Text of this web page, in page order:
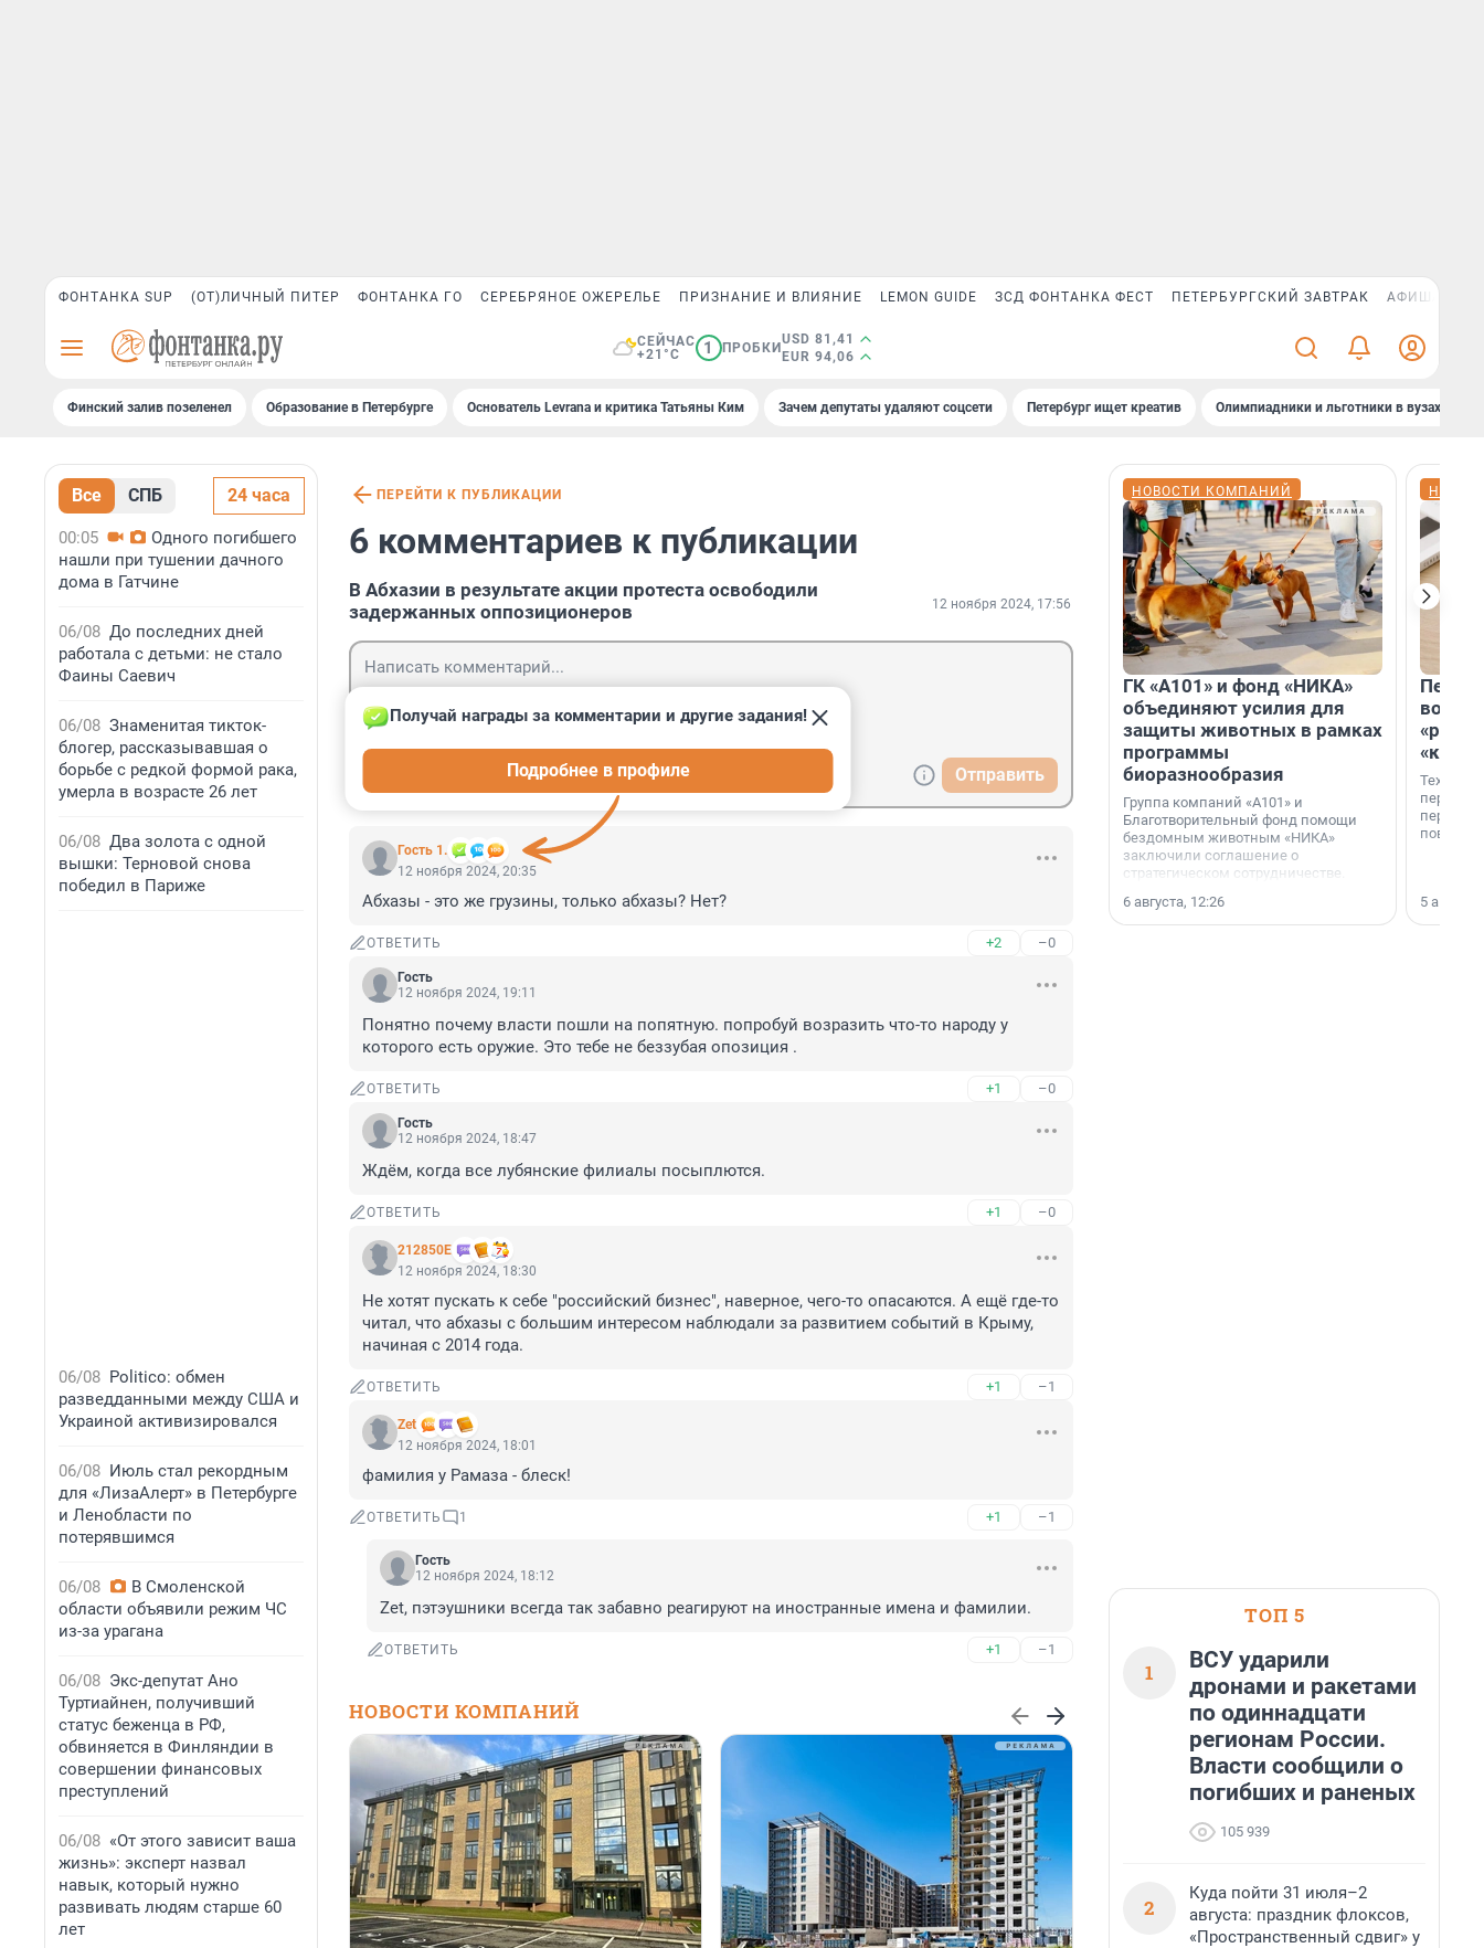
ФОНТАНКА SUP (ОТ)ЛИЧНЫЙ ПИТЕР ФОНТАНКА ГО СЕРЕБРЯНОЕ ОЖЕРЕЛЬЕ ПРИЗНАНИЕ И ВЛИЯНИЕ LEMON GUIDE ЗСД ФОНТАНКА ФЕСТ ПЕТЕРБУРГСКИЙ ЗАВТРАК АФИША PLUS
СЕЙЧАС
+21°C
1 ПРОБКИ
USD 81,41
EUR 94,06
Финский залив позеленел Образование в Петербурге Основатель Levrana и критика Татьяны Ким Зачем депутаты удаляют соцсети Петербург ищет креатив Олимпиадники и льготники в вузах СПб
Все СПБ 24 часа
00:05
Одного погибшего
нашли при тушении дачного
дома в Гатчине
06/08 До последних дней
работала с детьми: не стало
Фаины Саевич
06/08 Знаменитая тикток-
блогер, рассказывавшая о
борьбе с редкой формой рака,
умерла в возрасте 26 лет
06/08 Два золота с одной
вышки: Терновой снова
победил в Париже
06/08 Politico: обмен
разведданными между США и
Украиной активизировался
06/08 Июль стал рекордным
для «ЛизаАлерт» в Петербурге
и Ленобласти по
потерявшимся
06/08
В Смоленской
области объявили режим ЧС
из-за урагана
06/08 Экс-депутат Ано
Туртиайнен, получивший
статус беженца в РФ,
обвиняется в Финляндии в
совершении финансовых
преступлений
06/08 «От этого зависит ваша
жизнь»: эксперт назвал
навык, который нужно
развивать людям старше 60
лет
ПЕРЕЙТИ К ПУБЛИКАЦИИ
6 комментариев к публикации
В Абхазии в результате акции протеста освободили
задержанных оппозиционеров
12 ноября 2024, 17:56
Отправить
Гость 1.
Получай награды за комментарии и другие задания!
Подробнее в профиле
12 ноября 2024, 20:35
Абхазы - это же грузины, только абхазы? Нет?
ОТВЕТИТЬ +2 –0
Гость
12 ноября 2024, 19:11
Понятно почему власти пошли на попятную. попробуй возразить что-то народу у
которого есть оружие. Это тебе не беззубая опозиция .
ОТВЕТИТЬ +1 –0
Гость
12 ноября 2024, 18:47
Ждём, когда все лубянские филиалы посыплются.
ОТВЕТИТЬ +1 –0
212850Е
12 ноября 2024, 18:30
Не хотят пускать к себе "российский бизнес", наверное, чего-то опасаются. А ещё где-то
читал, что абхазы с большим интересом наблюдали за развитием событий в Крыму,
начиная с 2014 года.
ОТВЕТИТЬ +1 –1
Zet
12 ноября 2024, 18:01
фамилия у Рамаза - блеск!
ОТВЕТИТЬ 1 +1 –1
Гость
12 ноября 2024, 18:12
Zet, пэтэушники всегда так забавно реагируют на иностранные имена и фамилии.
ОТВЕТИТЬ +1 –1
НОВОСТИ КОМПАНИЙ
НОВОСТИ КОМПАНИЙ
ГК «А101» и фонд «НИКА»
объединяют усилия для
защиты животных в рамках
программы
биоразнообразия
Группа компаний «А101» и
Благотворительный фонд помощи
бездомным животным «НИКА»
заключили соглашение о
стратегическом сотрудничестве.
6 августа, 12:26
5
ТОП 5
1
ВСУ ударили
дронами и ракетами
по одиннадцати
регионам России.
Власти сообщили о
погибших и раненых
105 939
2
Куда пойти 31 июля–2
августа: праздник флоксов,
«Пространственный сдвиг» у